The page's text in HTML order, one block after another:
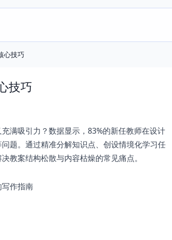
心技巧
技巧
满吸引力？数据显示，83%的新任教师在设计
题。通过精准分解知识点、创设情境化学习任
教案结构松散与内容枯燥的常见痛点。
作指南